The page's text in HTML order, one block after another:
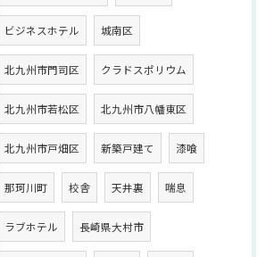
ビジネスホテル 城南区
北九州市門司区 クラドスポリウム
北九州市若松区 北九州市八幡東区
北九州市戸畑区 新築戸建て 漆喰
那珂川町 校舎 天井裏 喘息
ラブホテル 長崎県大村市